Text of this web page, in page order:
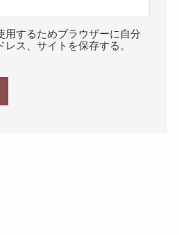
用するためブラウザーに自分
ス、サイトを保存する。